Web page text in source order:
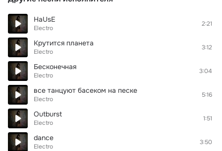
HaUsE
Electro
2:21
Крутится планета
Electro
3:12
Бесконечная
Electro
3:04
все танцуют басеком на песке
Electro
5:16
Outburst
Electro
1:51
dance
Electro
3:50